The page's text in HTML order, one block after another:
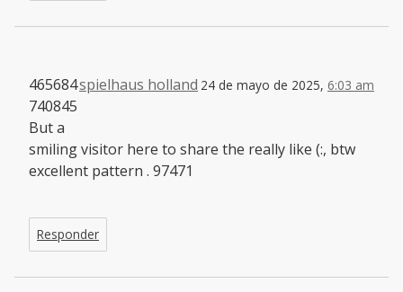
spielhaus holland 24 de mayo de 2025, 6:03 am
465684
740845
But a
smiling visitor here to share the really like (:, btw
excellent pattern . 97471
Responder